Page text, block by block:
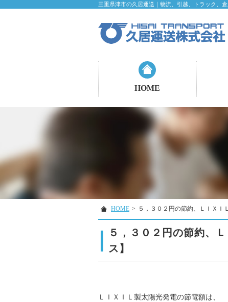
三重県津市の久居運送｜物流、引越、トラック、
HOME
HOME > ５，３０２円の節約、ＬＩＸＩ
５，３０２円の節約、
ス】
ＬＩＸＩＬ製太陽光発電の節電額は、